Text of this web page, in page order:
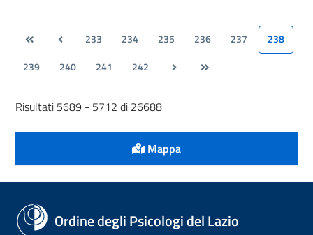
233 234 235 236 237
238
239
240 241 242
Risultati 5689 - 5712 di 26688
Mappa
Ordine degli Psicologi del Lazio